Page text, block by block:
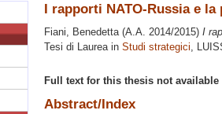
I rapporti NATO-Russia e
Fiani, Benedetta(A.A. 2014/2015) I
Tesi di Laurea in Studi strategici,
Full text for this thesis not available
Abstract/Index